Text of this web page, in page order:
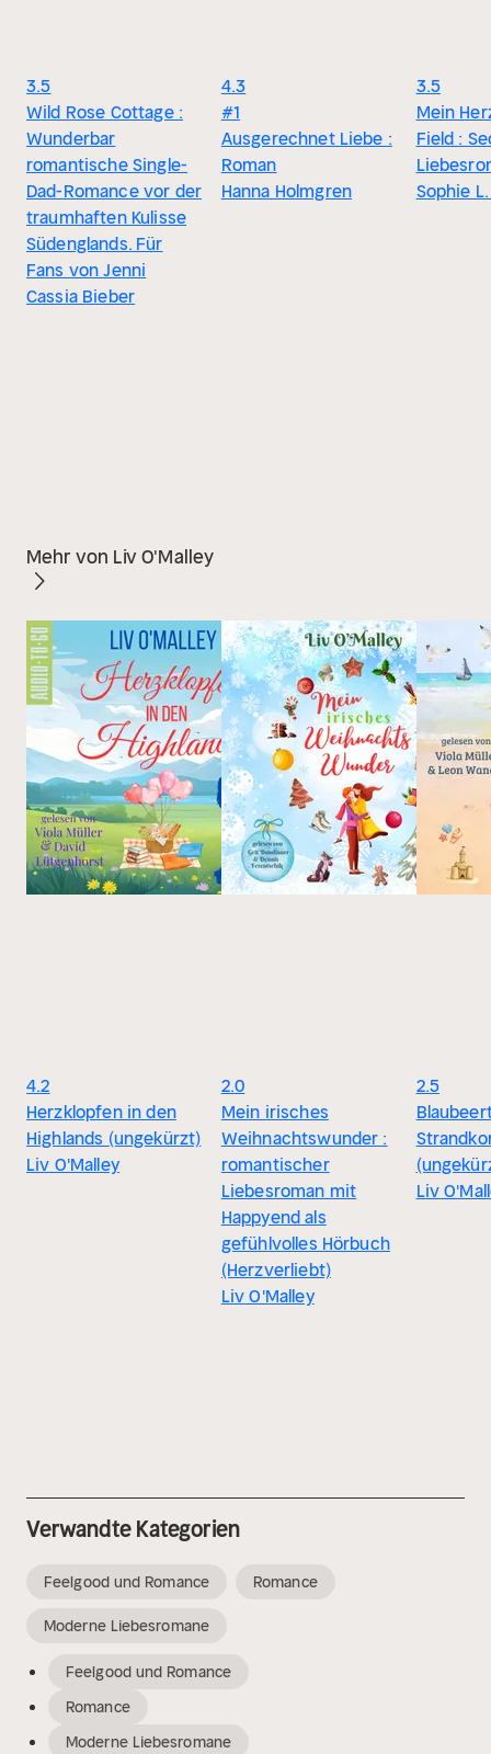
3.5
Wild Rose Cottage :
Wunderbar
romantische Single-
Dad-Romance vor der
traumhaften Kulisse
Südenglands. Für
Fans von Jenni
Cassia Bieber
4.3
#1
Ausgerechnet Liebe :
Roman
Hanna Holmgren
3.5
Mein
Field :
Sophie
Mehr von Liv O'Malley
4.2
Herzklopfen in den
Highlands (ungekürzt)
Liv O'Malley
2.0
Mein irisches
Weihnachtswunder :
romantischer
Liebesroman mit
Happyend als
gefühlvolles Hörbuch
(Herzverliebt)
Liv O'Malley
2.5
Liv
Verwandte Kategorien
Feelgood und Romance Romance
Moderne Liebesromane
Feelgood und Romance
Romance
Moderne Liebesromane